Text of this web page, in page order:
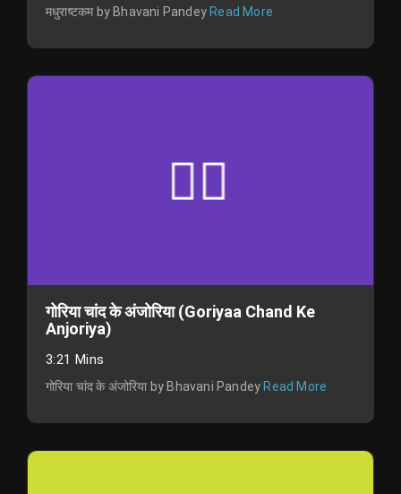
मधुराष्टकम by Bhavani Pandey Read More
गोरिया चांद के अंजोरिया (Goriyaa Chand Ke
Anjoriya)
3:21 Mins
गोरिया चांद के अंजोरिया by Bhavani Pandey Read More